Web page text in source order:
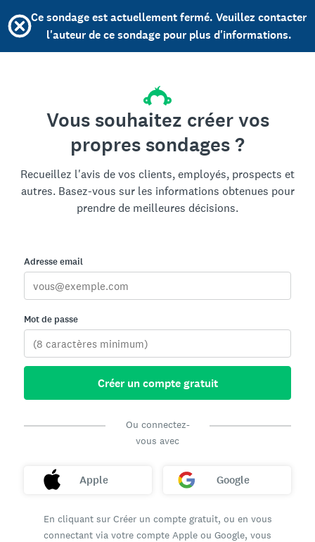
Ce sondage est actuellement fermé. Veuillez contacter
l'auteur de ce sondage pour plus d'informations.
Vous souhaitez créer vos
propres sondages ?
Recueillez l'avis de vos clients, employés, prospects et
autres. Basez-vous sur les informations obtenues pour
prendre de meilleures décisions.
Adresse email
Mot de passe
Créer un compte gratuit
Ou connectez-
vous avec
Apple Google
En cliquant sur Créer un compte gratuit, ou en vous
connectant via votre compte Apple ou Google, vous